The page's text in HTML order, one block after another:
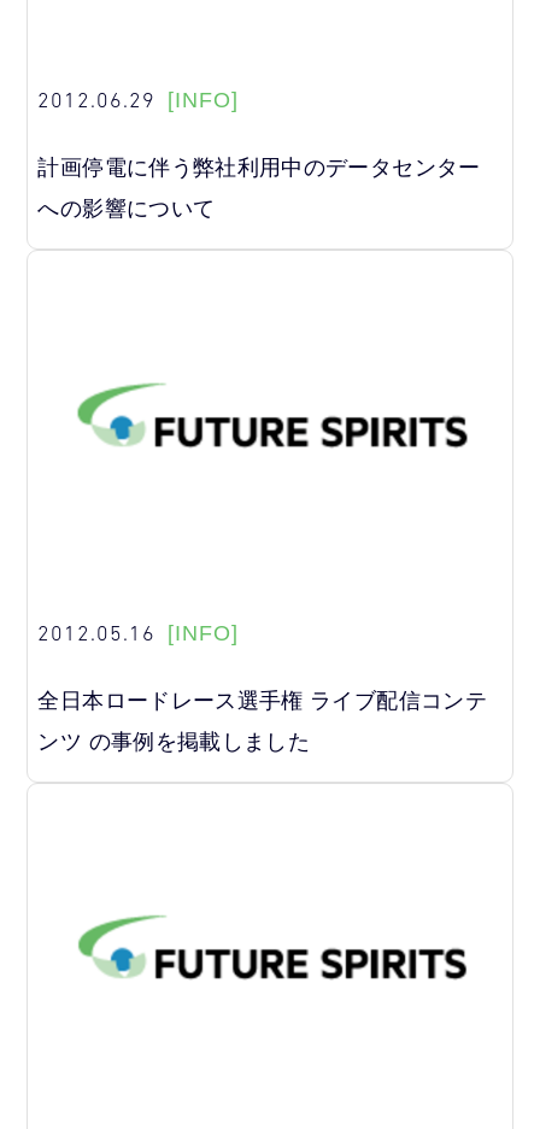
2012.06.29 [INFO]
計画停電に伴う弊社利用中のデータセンター
への影響について
2012.05.16 [INFO]
全日本ロードレース選手権 ライブ配信コンテ
ンツ の事例を掲載しました